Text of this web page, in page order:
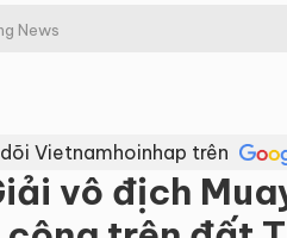
News
Vietnamhoinhap trên
vô địch